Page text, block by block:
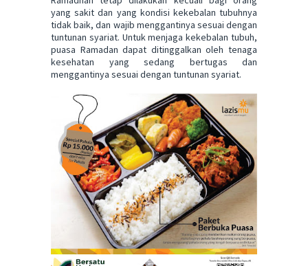
yang sakit dan yang kondisi kekebalan tubuhnya
tidak baik, dan wajib menggantinya sesuai dengan
tuntunan syariat. Untuk menjaga kekebalan tubuh,
puasa Ramadan dapat ditinggalkan oleh tenaga
kesehatan yang sedang bertugas dan
menggantinya sesuai dengan tuntunan syariat.